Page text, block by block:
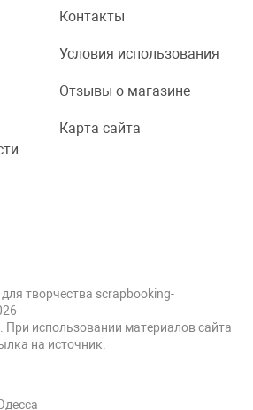
Контакты
Условия использования
Отзывы о магазине
Карта сайта
творчества scrapbooking-
использовании материалов сайта
на источник.